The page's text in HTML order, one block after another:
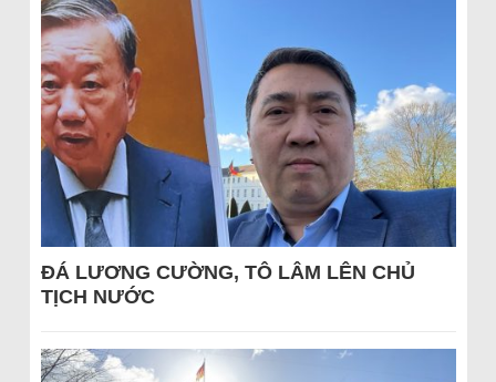
ĐÁ LƯƠNG CƯỜNG, TÔ LÂM LÊN CHỦ
TỊCH NƯỚC